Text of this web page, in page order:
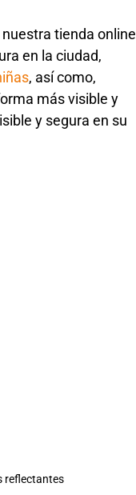
tienda online
en la ciudad,
, así como,
más visible y
y segura en su
reflectantes